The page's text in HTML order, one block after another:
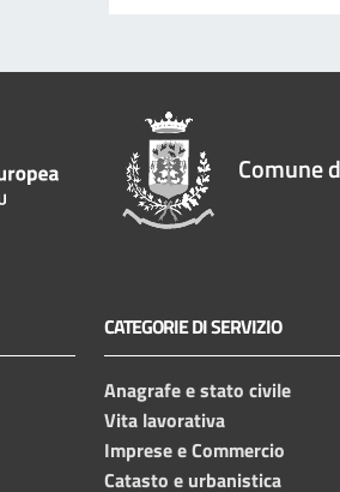
Comune
CATEGORIE DI SERVIZIO
Anagrafe e stato civile
Vita lavorativa
Imprese e Commercio
Catasto e urbanistica